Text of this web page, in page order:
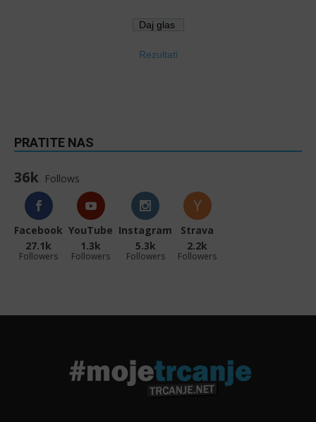
Rezultati
PRATITE NAS
36k Follows
Facebook
27.1k
Followers
YouTube
1.3k
Followers
Instagram
5.3k
Followers
Strava
2.2k
Followers